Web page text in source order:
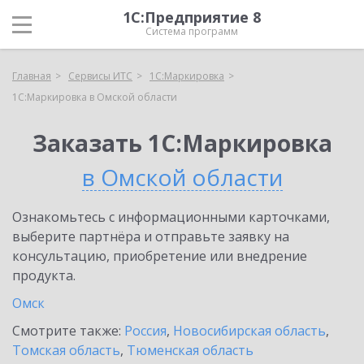
1С:Предприятие 8
Система программ
Главная Сервисы ИТС
1С:Маркировка
1С:Маркировка в Омской области
Заказать 1С:Маркировка
в Омской области
Ознакомьтесь с информационными карточками,
выберите партнёра и отправьте заявку на
консультацию, приобретение или внедрение
продукта.
Омск
Смотрите также: Россия, Новосибирская область,
Томская область, Тюменская область